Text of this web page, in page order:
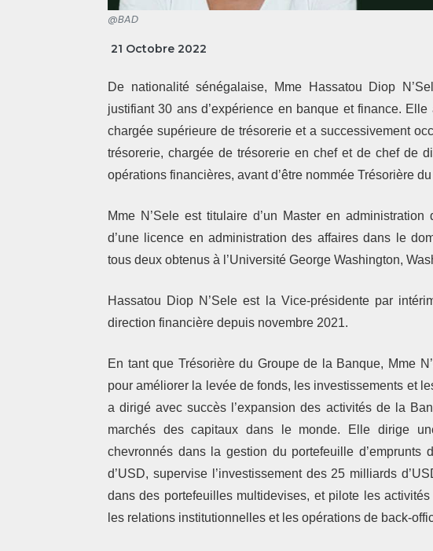
@BAD
21 Octobre 2022
De nationalité sénégalaise, Mme Hassatou Diop
justifiant 30 ans d’expérience en banque et finance.
chargée supérieure de trésorerie et a successivement
trésorerie, chargée de trésorerie en chef et de chef de
opérations financières, avant d’être nommée Trésorière
Mme N’Sele est titulaire d’un Master en
d’une licence en administration des affaires dans le
tous deux obtenus à l’Université George Washington,
Hassatou Diop N’Sele est la Vice-présidente par
direction financière depuis novembre 2021.
En tant que Trésorière du Groupe de la Banque, Mme
pour améliorer la levée de fonds, les investissements et
a dirigé avec succès l’expansion des activités de la
marchés des capitaux dans le monde. Elle dirige
chevronnés dans la gestion du portefeuille
d’USD, supervise l’investissement des 25 milliards
dans des portefeuilles multidevises, et pilote les
les relations institutionnelles et les opérations de back-